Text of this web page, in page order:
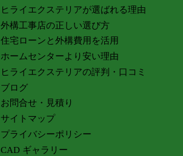
ヒライエクステリアが選ばれる理由
外構工事店の正しい選び方
住宅ローンと外構費用を活用
ホームセンターより安い理由
ヒライエクステリアの評判・口コミ
ブログ
お問合せ・見積り
サイトマップ
プライバシーポリシー
CAD ギャラリー